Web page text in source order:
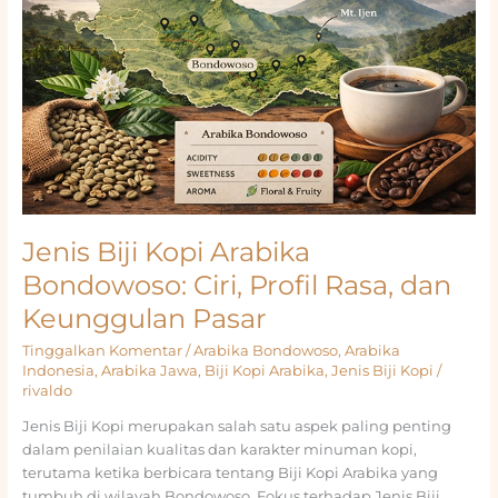
Jenis Biji Kopi Arabika
Bondowoso: Ciri, Profil Rasa, dan
Keunggulan Pasar
Tinggalkan Komentar /Arabika Bondowoso, Arabika
Indonesia, Arabika Jawa, Biji Kopi Arabika, Jenis Biji Kopi /
rivaldo
Jenis Biji Kopi merupakan salah satu aspek paling penting
dalam penilaian kualitas dan karakter minuman kopi,
terutama ketika berbicara tentang Biji Kopi Arabika yang